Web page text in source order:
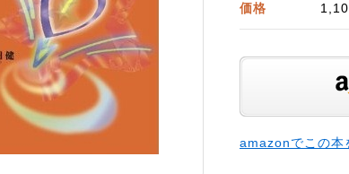
価格
amazonでこの